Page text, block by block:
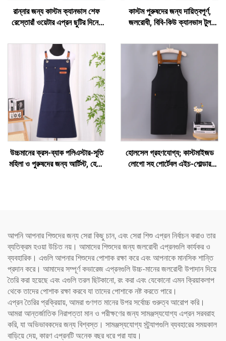
রান্নার জন্য কাস্টম ক্যানভাস শেফ
রেস্তোরাঁ ওয়েটার এপ্রন ছুটির দিনের
রান্নাঘর এপ্রন
কাস্টম পুরুষদের জন্য দায়িত্বপূর্ণ,
জলরোধী, বিবি-কিউ ক্যানভাস টুল
উচ্চমানের ক্রস-ব্যাক পলিএস্টার-সূতি
মহিলা ও পুরুষদের জন্য আর্টিস্ট, হেয়ার
হোলসেল গ্রহণযোগ্য; কাস্টমাইজড
লোগো সহ পোর্টেবল এইচ-শোল্ডার
আপনি আপনার শিশুদের জন্য সেরা কিছু চান, এবং সেরা শিশু এপ্রন নির্বাচন করাও তার
ব্যতিক্রম হওয়া উচিত নয়। আমাদের শিশুদের জন্য জলরোধী এপ্রনগুলি কার্যকর ও
ব্যবহারিক। এগুলি আপনার শিশুদের পোশাক রক্ষা করে এবং আপনাকে মানসিক শান্তি
প্রদান করে। আমাদের সম্পূর্ণ কভারেজ এপ্রনগুলি উচ্চ-মানের জলরোধী উপাদান দিয়ে
তৈরি করা হয়েছে এবং এগুলি তরল ছিটকানো, রং করা এবং যেকোনো এমন ক্রিয়াকলাপ
থেকে তাদের পোশাক রক্ষা করবে যা তাদের পোশাকে নষ্ট করতে পারে।
এপ্রন তৈরির প্রক্রিয়ায়, আমরা গুণগত মানের উপর সর্বোচ্চ গুরুত্ব আরোপ করি।
আমরা আন্তর্জাতিক নিরাপত্তা মান ও পরীক্ষণের জন্য সামঞ্জস্যযোগ্য এপ্রন সরবরাহ
করি, যা অভিভাবকদের জন্য বিশ্বস্ত। সামঞ্জস্যযোগ্য স্ট্র্যাপগুলি ব্যবহারের সময়কাল
বাড়িয়ে দেয়, কারণ এপ্রনটি অনেক বছর ধরে পরা যায়।